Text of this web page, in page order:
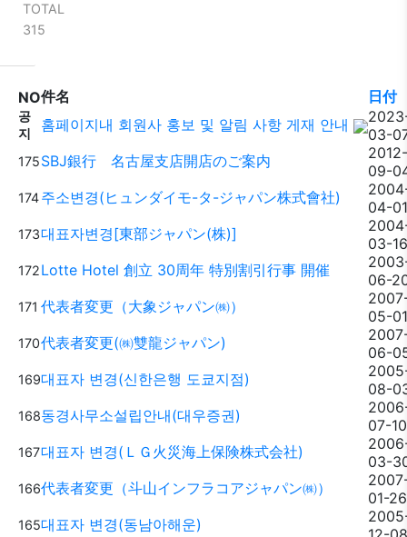
TOTAL
315
NO件名 日付
공
지
홈페이지내 회원사 홍보 및 알림 사항 게재 안내
03-
175SBJ銀行 名古屋支店開店のご案内
2012-
09-
174주소변경(ヒュンダイモ-タ-ジャパン株式會社)
04-01
173대표자변경[東部ジャパン(株)]
03-16
172Lotte Hotel 創立 30周年 特別割引行事 開催
06-
171 代表者変更（大象ジャパン㈱）
05-01
170代表者変更(㈱雙龍ジャパン)
06-
169대표자 변경(신한은행 도쿄지점)
08-
168동경사무소설립안내(대우증권)
07-10
167대표자 변경(ＬＧ火災海上保険株式会社)
03-
166代表者変更（斗山インフラコアジャパン㈱）
01-26
165대표자 변경(동남아해운)